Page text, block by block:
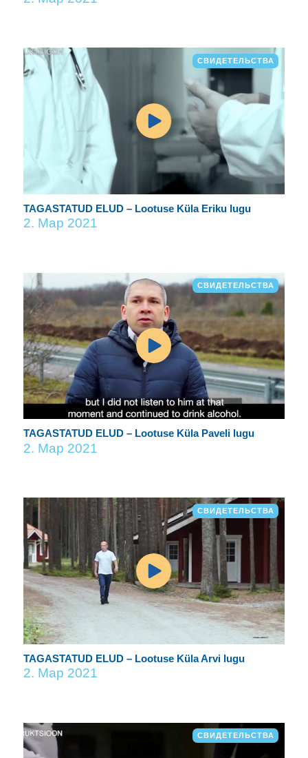
СВИДЕТЕЛЬСТВА
TAGASTATUD ELUD – Lootuse Küla Eriku lugu
2. Мар 2021
СВИДЕТЕЛЬСТВА
TAGASTATUD ELUD – Lootuse Küla Paveli lugu
2. Мар 2021
СВИДЕТЕЛЬСТВА
TAGASTATUD ELUD – Lootuse Küla Arvi lugu
2. Мар 2021
СВИДЕТЕЛЬСТВА